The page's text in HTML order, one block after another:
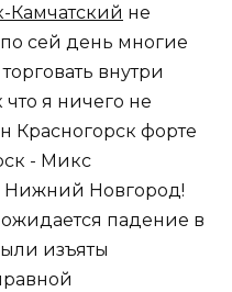
Камчатский не
сей день многие
внутри
что я ничего не
Красногорск форте
- Микс
Нижний Новгород!
падение в
изъяты